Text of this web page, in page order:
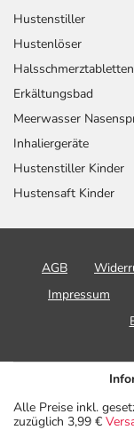
Hustenstiller
Hustenlöser
Halsschmerztabletten
Erkältungsbad
Meerwasser
Inhaliergeräte
Hustenstiller Kinder
Hustensaft Kinder
AGB
Impressum
Alle Preise inkl.
zuzüglich 3,99 €